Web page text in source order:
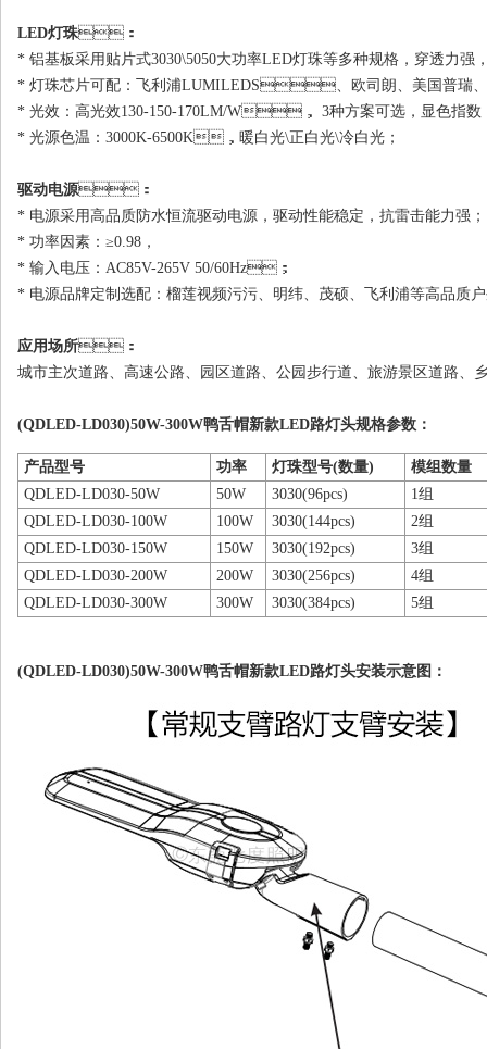
LED灯珠：
* 铝基板采用贴片式3030\5050大功率LED灯珠等多种规格，穿透力强，
* 灯珠芯片可配：飞利浦LUMILEDS、欧司朗、美国普瑞
* 光效：高光效130-150-170LM/W， 3种方案可选，显色指
* 光源色温：3000K-6500K，暖白光\正白光\冷白光；
驱动电源：
* 电源采用高品质防水恒流驱动电源，驱动性能稳定，抗雷击能力强；
* 功率因素：≥0.98，
* 输入电压：AC85V-265V 50/60Hz；
* 电源品牌定制选配：榴莲视频污污、明纬、茂硕、飞利浦等高品质
应用场所：
城市主次道路、高速公路、园区道路、公园步行道、旅游景区道
(QDLED-LD030)50W-300W鸭舌帽新款LED路灯头规格参数：
产品型号 功率 灯珠型号(数量)
模组数量
QDLED-LD030-50W
50W 3030(96pcs)
1组
QDLED-LD030-100W
100W 3030(144pcs)
2组
QDLED-LD030-150W
150W 3030(192pcs)
3组
QDLED-LD030-200W
200W 3030(256pcs)
4组
QDLED-LD030-300W
300W 3030(384pcs) 5组
(QDLED-LD030)50W-300W鸭舌帽新款LED路灯头安装示意图：